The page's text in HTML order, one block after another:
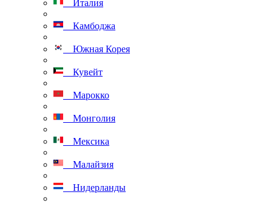
Италия
Камбоджа
Южная Корея
Кувейт
Марокко
Монголия
Мексика
Малайзия
Нидерланды